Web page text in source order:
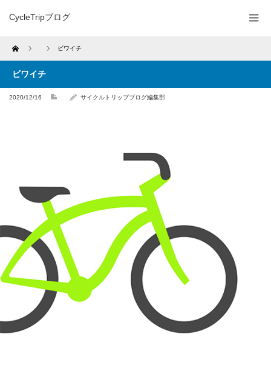
CycleTripブログ
Home ビワイチ
ビワイチ
2020/12/16 サイクルトリップブログ編集部